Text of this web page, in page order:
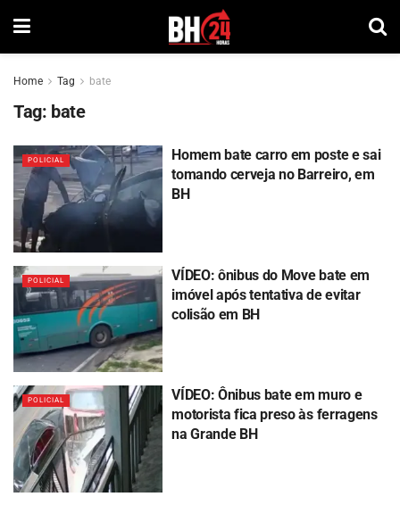
Home Tag bate
Tag: bate
POLICIAL
Homem bate carro em poste e sai
tomando cerveja no Barreiro, em
BH
POLICIAL
VÍDEO: ônibus do Move bate em
imóvel após tentativa de evitar
colisão em BH
POLICIAL
VÍDEO: Ônibus bate em muro e
motorista fica preso às ferragens
na Grande BH